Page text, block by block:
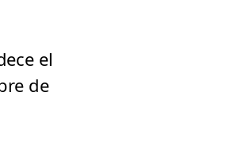
el
de